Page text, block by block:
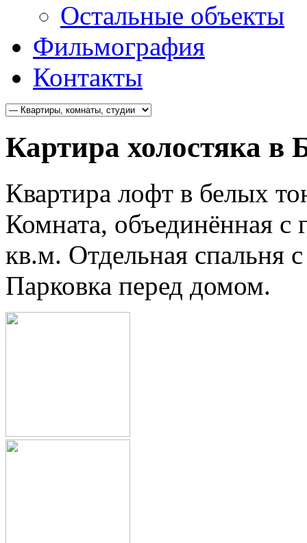
Остальные объекты
Фильмография
Контакты
Картира холостяка в
Квартира лофт в белых
Комната, объединённая с
кв.м. Отдельная спальня
Парковка перед домом.